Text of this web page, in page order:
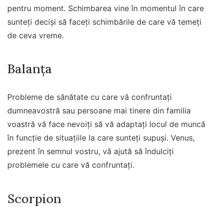
pentru moment. Schimbarea vine în momentul în care
sunteți deciși să faceți schimbările de care vă temeți
de ceva vreme.
Balanța
Probleme de sănătate cu care vă confruntați
dumneavostră sau persoane mai tinere din familia
voastră vă face nevoiți să vă adaptați locul de muncă
în funcție de situațiile la care sunteți supuși. Venus,
prezent în semnul vostru, vă ajută să îndulciți
problemele cu care vă confruntați.
Scorpion